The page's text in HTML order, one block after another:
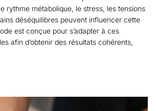
rythme métabolique, le stress, les tensions
déséquilibres peuvent influencer cette
est conçue pour s’adapter à ces
afin d’obtenir des résultats cohérents,